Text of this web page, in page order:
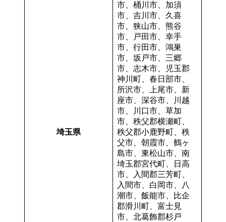
埼玉県
市、桶川市、加須
市、吉川市、久喜
市、狭山市、熊谷
市、戸田市、幸手
市、行田市、鴻巣
市、坂戸市、三郷
市、志木市、児玉郡
神川町、春日部市、
所沢市、上尾市、新
座市、深谷市、川越
市、川口市、草加
市、秩父郡横瀬町、
秩父郡小鹿野町、秩
父市、朝霞市、鶴ヶ
島市、東松山市、南
埼玉郡宮代町、日高
市、入間郡三芳町、
入間市、白岡市、八
潮市、飯能市、比企
郡滑川町、富士見
市、北葛飾郡杉戸